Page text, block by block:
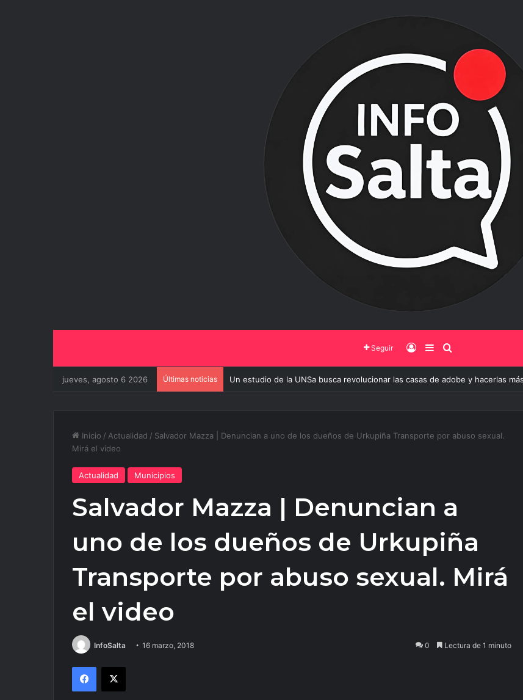
Seguir Iniciar Sesión
Barra Lateral
jueves, agosto 6 2026 Últimas noticias Un estudio de la UNSa busca revolucionar las casas de adobe y hacerlas más
Inicio / Actualidad / Salvador Mazza | Denuncian a uno de los dueños de Urkupiña Transporte por abuso sexual.
Mirá el video
Actualidad Municipios
Salvador Mazza | Denuncian a
uno de los dueños de Urkupiña
Transporte por abuso sexual. Mirá
el video
InfoSalta 16 marzo, 2018 0 Lectura de 1 minuto
Facebook
X